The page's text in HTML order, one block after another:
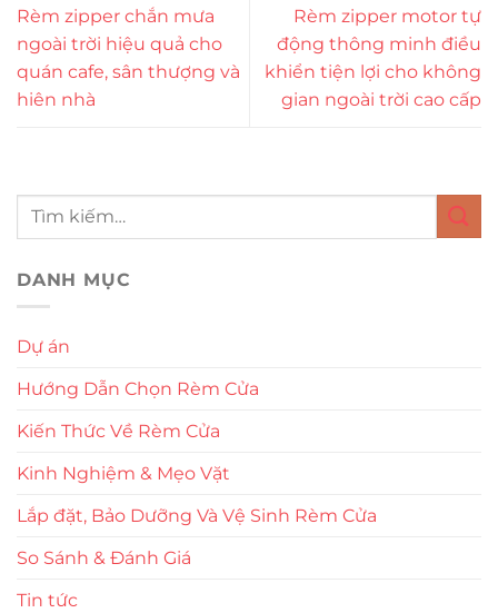
Rèm zipper chắn mưa
ngoài trời hiệu quả cho
quán cafe, sân thượng và
hiên nhà
Rèm zipper motor tự
động thông minh điều
khiển tiện lợi cho không
gian ngoài trời cao cấp
DANH MỤC
Dự án
Hướng Dẫn Chọn Rèm Cửa
Kiến Thức Về Rèm Cửa
Kinh Nghiệm & Mẹo Vặt
Lắp đặt, Bảo Dưỡng Và Vệ Sinh Rèm Cửa
So Sánh & Đánh Giá
Tin tức